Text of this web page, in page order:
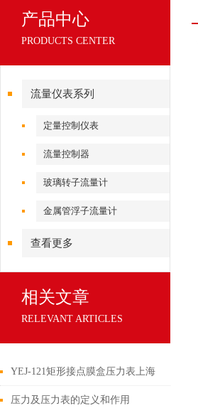
产品中心
PRODUCTS CENTER
流量仪表系列
定量控制仪表
流量控制器
玻璃转子流量计
金属管浮子流量计
查看更多
相关文章
RELEVANT ARTICLES
YEJ-121矩形接点膜盒压力表上海
自动化仪表四厂白云牌技术指标
压力及压力表的定义和作用